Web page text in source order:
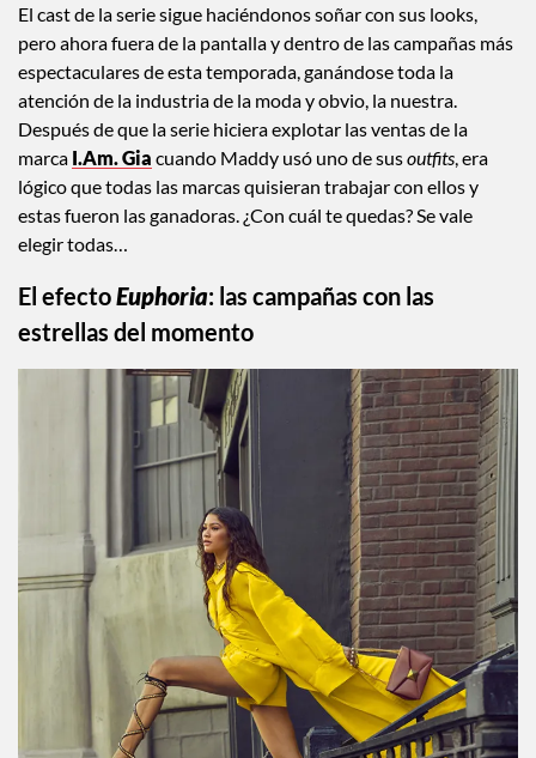
El cast de la serie sigue haciéndonos soñar con sus looks,
pero ahora fuera de la pantalla y dentro de las campañas más
espectaculares de esta temporada, ganándose toda la
atención de la industria de la moda y obvio, la nuestra.
Después de que la serie hiciera explotar las ventas de la
marca I.Am. Gia cuando Maddy usó uno de susoutfits, era
lógico que todas las marcas quisieran trabajar con ellos y
estas fueron las ganadoras. ¿Con cuál te quedas? Se vale
elegir todas…
El efectoEuphoria: las campañas con las
estrellas del momento